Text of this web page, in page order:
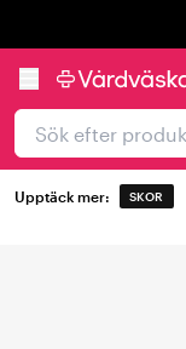
Upptäck mer: SKOR